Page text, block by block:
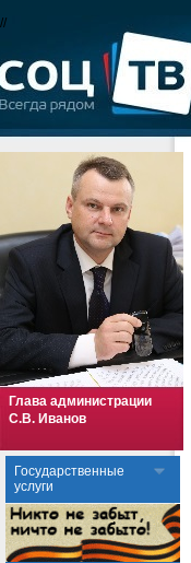
//
Глава администрации
С.В. Иванов
Государственные
услуги